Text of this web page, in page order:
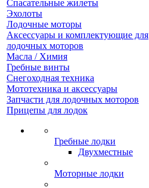
Спасательные жилеты
Эхолоты
Лодочные моторы
Аксессуары и комплектующие для
лодочных моторов
Масла / Химия
Гребные винты
Снегоходная техника
Мототехника и аксессуары
Запчасти для лодочных моторов
Прицепы для лодок
Гребные лодки
Двухместные
Моторные лодки